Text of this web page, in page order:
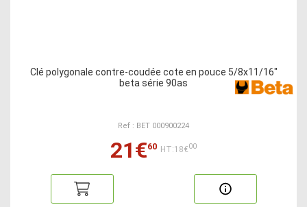
Clé polygonale contre-coudée cote en pouce 5/8x11/16"
beta série 90as
Ref : BET 000900224
21€60 HT:18€00